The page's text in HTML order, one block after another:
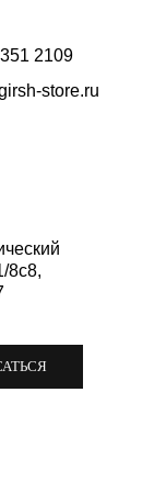
2109
8с8,
store.ru